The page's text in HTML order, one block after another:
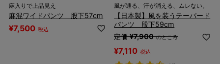
麻入りで上品見え
麻混ワイドパンツ 股下57cm
¥7,500 税込
風が通る、汗が消える、ムレない。
【日本製】風を装うテーパード
パンツ 股下59cm
定価 ¥7,900 のところ
¥7,110 税込